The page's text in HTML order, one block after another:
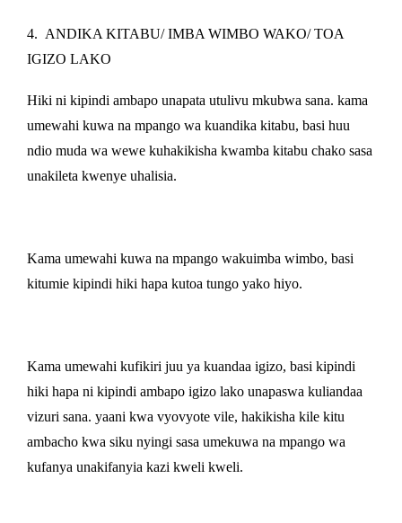
4. ANDIKA KITABU/ IMBA WIMBO WAKO/ TOA
IGIZO LAKO
Hiki ni kipindi ambapo unapata utulivu mkubwa sana. kama
umewahi kuwa na mpango wa kuandika kitabu, basi huu
ndio muda wa wewe kuhakikisha kwamba kitabu chako sasa
unakileta kwenye uhalisia.
Kama umewahi kuwa na mpango wakuimba wimbo, basi
kitumie kipindi hiki hapa kutoa tungo yako hiyo.
Kama umewahi kufikiri juu ya kuandaa igizo, basi kipindi
hiki hapa ni kipindi ambapo igizo lako unapaswa kuliandaa
vizuri sana. yaani kwa vyovyote vile, hakikisha kile kitu
ambacho kwa siku nyingi sasa umekuwa na mpango wa
kufanya unakifanyia kazi kweli kweli.